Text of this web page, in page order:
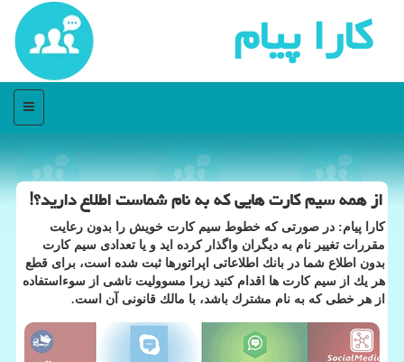
كارا پیام
منو
از همه سیم كارت هایی كه به نام شماست اطلاع دارید؟!
كارا پیام: در صورتی كه خطوط سیم كارت خویش را بدون رعایت
مقررات تغییر نام به دیگران واگذار كرده اید و یا تعدادی سیم كارت
بدون اطلاع شما در بانك اطلاعاتی اپراتورها ثبت شده است، برای قطع
هر یك از سیم كارت ها اقدام كنید زیرا مسوولیت ناشی از سوءاستفاده
از هر خطی كه به نام مشترك باشد، با مالك قانونی آن است.